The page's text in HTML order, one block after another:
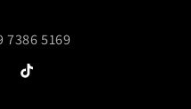
7386 5169
TikTok